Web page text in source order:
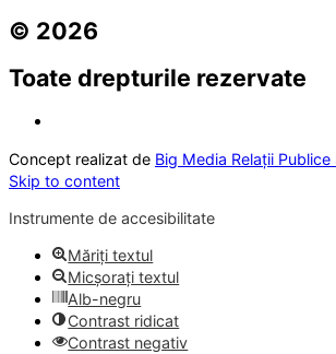
© 2026
Toate drepturile rezervate
Concept realizat de Big Media Relații Publice
Skip to content
Instrumente de accesibilitate
Măriți textul
Micșorați textul
Alb-negru
Contrast ridicat
Contrast negativ